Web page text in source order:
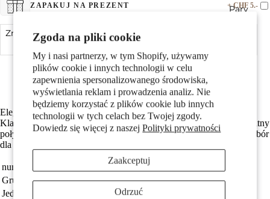
Zgoda na pliki cookie
My i nasi partnerzy, w tym Shopify, używamy
plików cookie i innych technologii w celu
zapewnienia spersonalizowanego środowiska,
wyświetlania reklam i prowadzenia analiz. Nie
będziemy korzystać z plików cookie lub innych
technologii w tych celach bez Twojej zgody.
Dowiedz się więcej z naszejPolityki prywatności
Zaakceptuj
Odrzuć
Pary
ZAPAKUJ NA PREZENT + CHF 5.-
Zmniejsz ilość
Zwiększ ilość
Srebro próby 925 z próbą 925
Z połyskującym Perła hodowana w wodzie słodkiej
Średnica koralika wynosi do
Eleganckie kolczyki z pereł słodkowodnych, osadzone w srebrze.
Klasyczny i ponadczasowy design, idealny na każdą okazję. Delikatny
połysk pereł dodaje subtelności i naturalnego uroku. Doskonały wybór
dla kobiet ceniących styl i jakość.
numer zamówienia
Grupa docelowa
damski
Jednostka